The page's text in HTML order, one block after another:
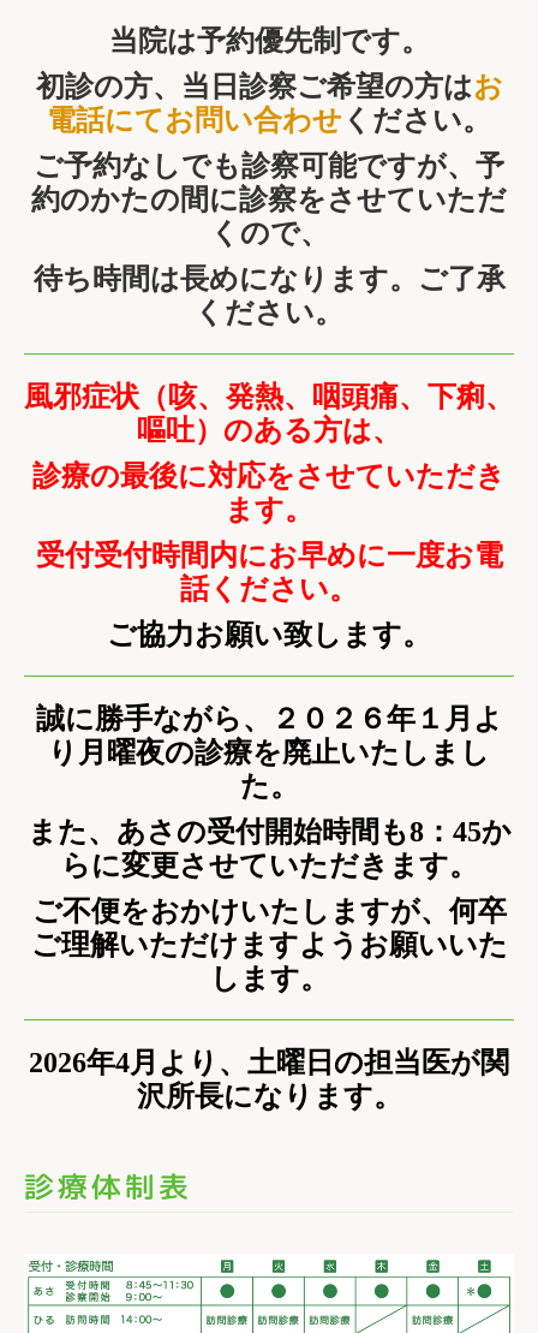
当院は予約優先制です。
初診の方、当日診察ご希望の方はお
電話にてお問い合わせ ください。
ご予約なしでも診察可能ですが、 予
約のかたの間に診察をさせていただ
くので、
待ち時間は長めになります。ご了承
ください。
風邪症状（咳、発熱、咽頭痛、下痢、
嘔吐）のある方は、
診療の最後に対応をさせていただき
ます。
受付受付時間内にお早めに一度お電
話ください。
ご協力お願い致します。
誠に勝手ながら、２０２６年１月よ
り月曜夜の診療を廃止いたしまし
た。
また、あさの受付開始時間も8：45か
らに変更させていただきます。
ご不便をおかけいたしますが、何卒
ご理解いただけますようお願いいた
します。
2026年4月より、土曜日の担当医が関
沢所長になります。